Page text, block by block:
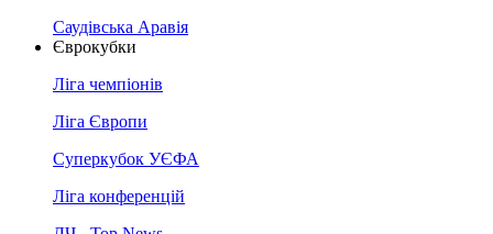
Саудівська Аравія
Єврокубки
Ліга чемпіонів
Ліга Європи
Суперкубок УЄФА
Ліга конференцій